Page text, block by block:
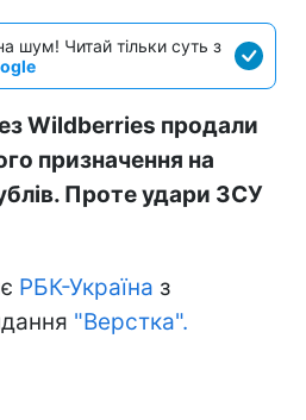
шум! Читай тільки суть з
Wildberries продали
призначення на
Проте удари ЗСУ
РБК-Україна з
"Верстка".